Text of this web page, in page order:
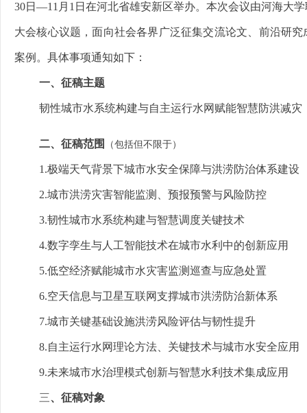
30日—11月1日在河北省雄安新区举办。本次会议由河海大
大会核心议题，面向社会各界广泛征集交流论文、前沿研
案例。具体事项通知如下：
一、征稿主题
韧性城市水系统构建与自主运行水网赋能智慧防洪减灾
二、征稿范围 （包括但不限于）
1.极端天气背景下城市水安全保障与洪涝防治体系建设
2.城市洪涝灾害智能监测、预报预警与风险防控
3.韧性城市水系统构建与智慧调度关键技术
4.数字孪生与人工智能技术在城市水利中的创新应用
5.低空经济赋能城市水灾害监测巡查与应急处置
6.空天信息与卫星互联网支撑城市洪涝防治新体系
7.城市关键基础设施洪涝风险评估与韧性提升
8.自主运行水网理论方法、关键技术与城市水安全应用
9.未来城市水治理模式创新与智慧水利技术集成应用
三、征稿对象